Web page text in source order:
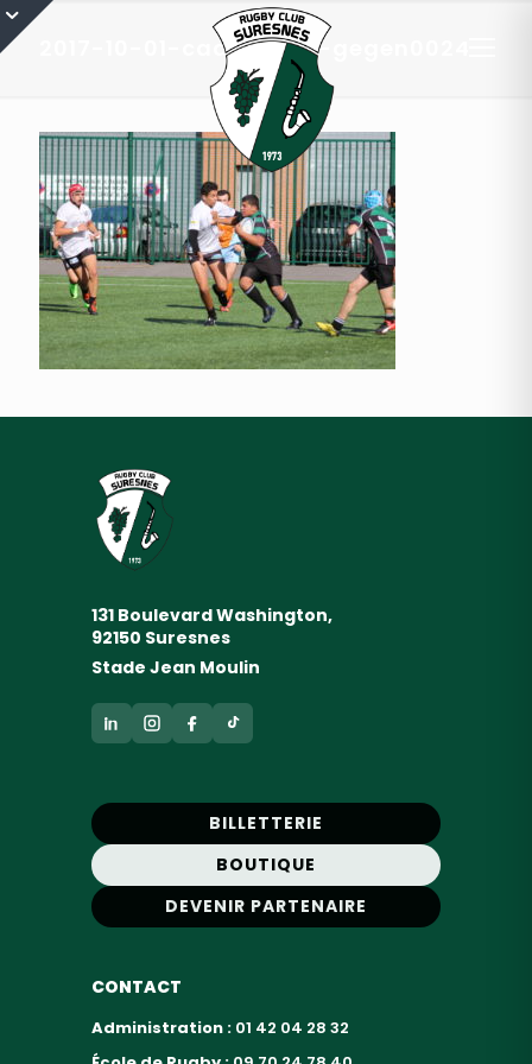
2017-10-01-cadets-rcs-gegen0024
131 Boulevard Washington,
92150 Suresnes
Stade Jean Moulin
BILLETTERIE
BOUTIQUE
DEVENIR PARTENAIRE
CONTACT
Administration : 01 42 04 28 32